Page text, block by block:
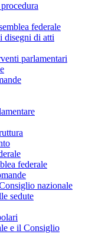
federale
disegni di atti
parlamentari
federale
nazionale
sedute
e il Consiglio